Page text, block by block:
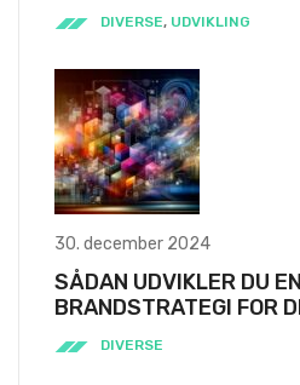
DIVERSE, UDVIKLING
30. december 2024
SÅDAN UDVIKLER DU
BRANDSTRATEGI FOR
DIVERSE